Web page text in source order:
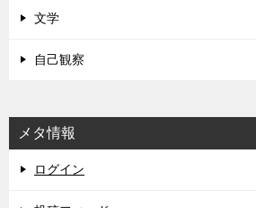
文学
自己観察
メタ情報
ログイン